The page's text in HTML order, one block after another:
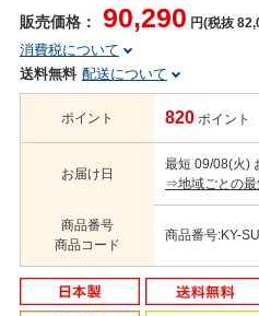
販売価格： 90,290 円(税抜
消費税について
送料無料 配送について
ポイント 820 ポイント
お届け日
最短 09/08(火)
⇒地域ごとの最
商品番号
商品コード
商品番号:KY-